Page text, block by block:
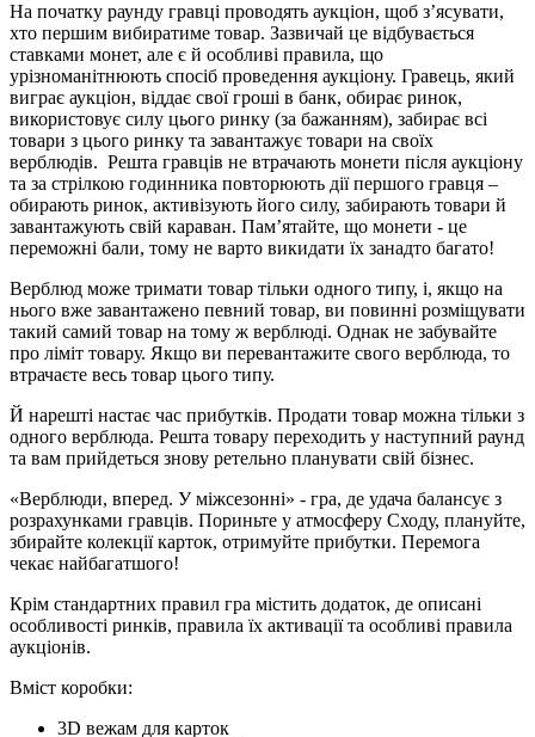
На початку раунду гравці проводять аукціон, щоб з’ясувати,
хто першим вибиратиме товар. Зазвичай це відбувається
ставками монет, але є й особливі правила, що
урізноманітнюють спосіб проведення аукціону. Гравець, який
виграє аукціон, віддає свої гроші в банк, обирає ринок,
використовує силу цього ринку (за бажанням), забирає всі
товари з цього ринку та завантажує товари на своїх
верблюдів. Решта гравців не втрачають монети після аукціону
та за стрілкою годинника повторюють дії першого гравця –
обирають ринок, активізують його силу, забирають товари й
завантажують свій караван. Пам’ятайте, що монети - це
переможні бали, тому не варто викидати їх занадто багато!
Верблюд може тримати товар тільки одного типу, і, якщо на
нього вже завантажено певний товар, ви повинні розміщувати
такий самий товар на тому ж верблюді. Однак не забувайте
про ліміт товару. Якщо ви перевантажите свого верблюда, то
втрачаєте весь товар цього типу.
Й нарешті настає час прибутків. Продати товар можна тільки з
одного верблюда. Решта товару переходить у наступний раунд
та вам прийдеться знову ретельно планувати свій бізнес.
«Верблюди, вперед. У міжсезонні» - гра, де удача балансує з
розрахунками гравців. Пориньте у атмосферу Сходу, плануйте,
збирайте колекції карток, отримуйте прибутки. Перемога
чекає найбагатшого!
Крім стандартних правил гра містить додаток, де описані
особливості ринків, правила їх активації та особливі правила
аукціонів.
Вміст коробки:
3D вежам для карток